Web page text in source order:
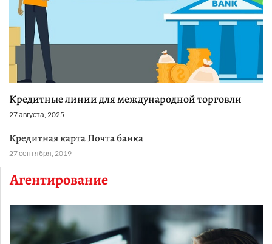
Кредитные линии для международной торговли
27 августа, 2025
Кредитная карта Почта банка
27 сентября, 2019
Агентирование